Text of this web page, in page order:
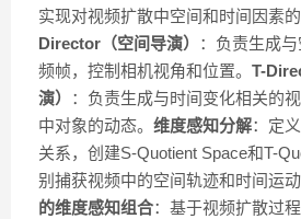
实现对视频扩散中空间和时间因素的
Director（空间导演）
：负责生成
频帧，控制相机视角和位置。 T-
演）
：负责生成与时间变化相关的
中对象的动态。 维度感知分解：定
关系，创建S-Quotient Space和T-
别捕获视频中的空间轨迹和时间运动
的维度感知组合：基于视频扩散过